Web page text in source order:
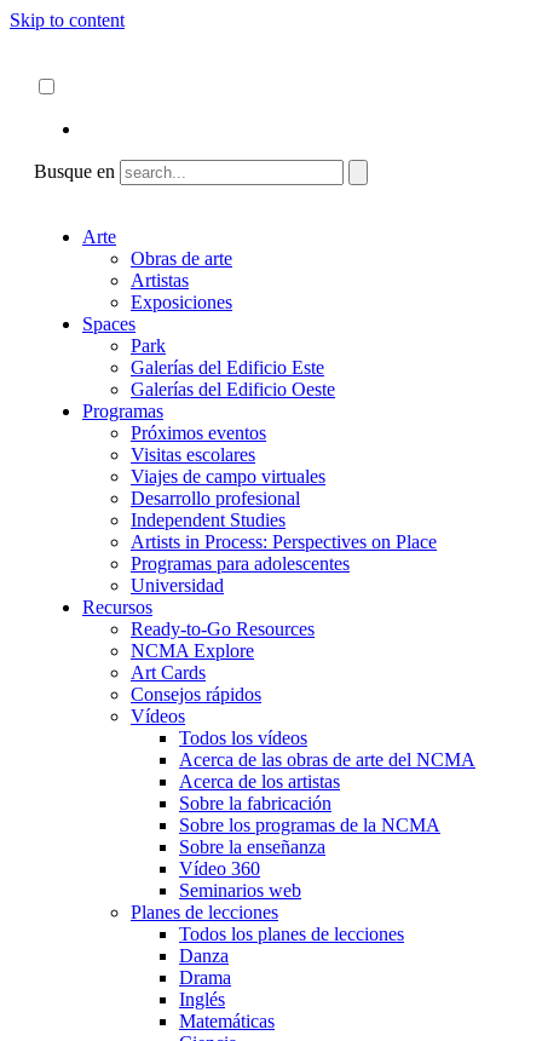
Skip to content
Busque en
Arte
Obras de arte
Artistas
Exposiciones
Spaces
Park
Galerías del Edificio Este
Galerías del Edificio Oeste
Programas
Próximos eventos
Visitas escolares
Viajes de campo virtuales
Desarrollo profesional
Independent Studies
Artists in Process: Perspectives on Place
Programas para adolescentes
Universidad
Recursos
Ready-to-Go Resources
NCMA Explore
Art Cards
Consejos rápidos
Vídeos
Todos los vídeos
Acerca de las obras de arte del NCMA
Acerca de los artistas
Sobre la fabricación
Sobre los programas de la NCMA
Sobre la enseñanza
Vídeo 360
Seminarios web
Planes de lecciones
Todos los planes de lecciones
Danza
Drama
Inglés
Matemáticas